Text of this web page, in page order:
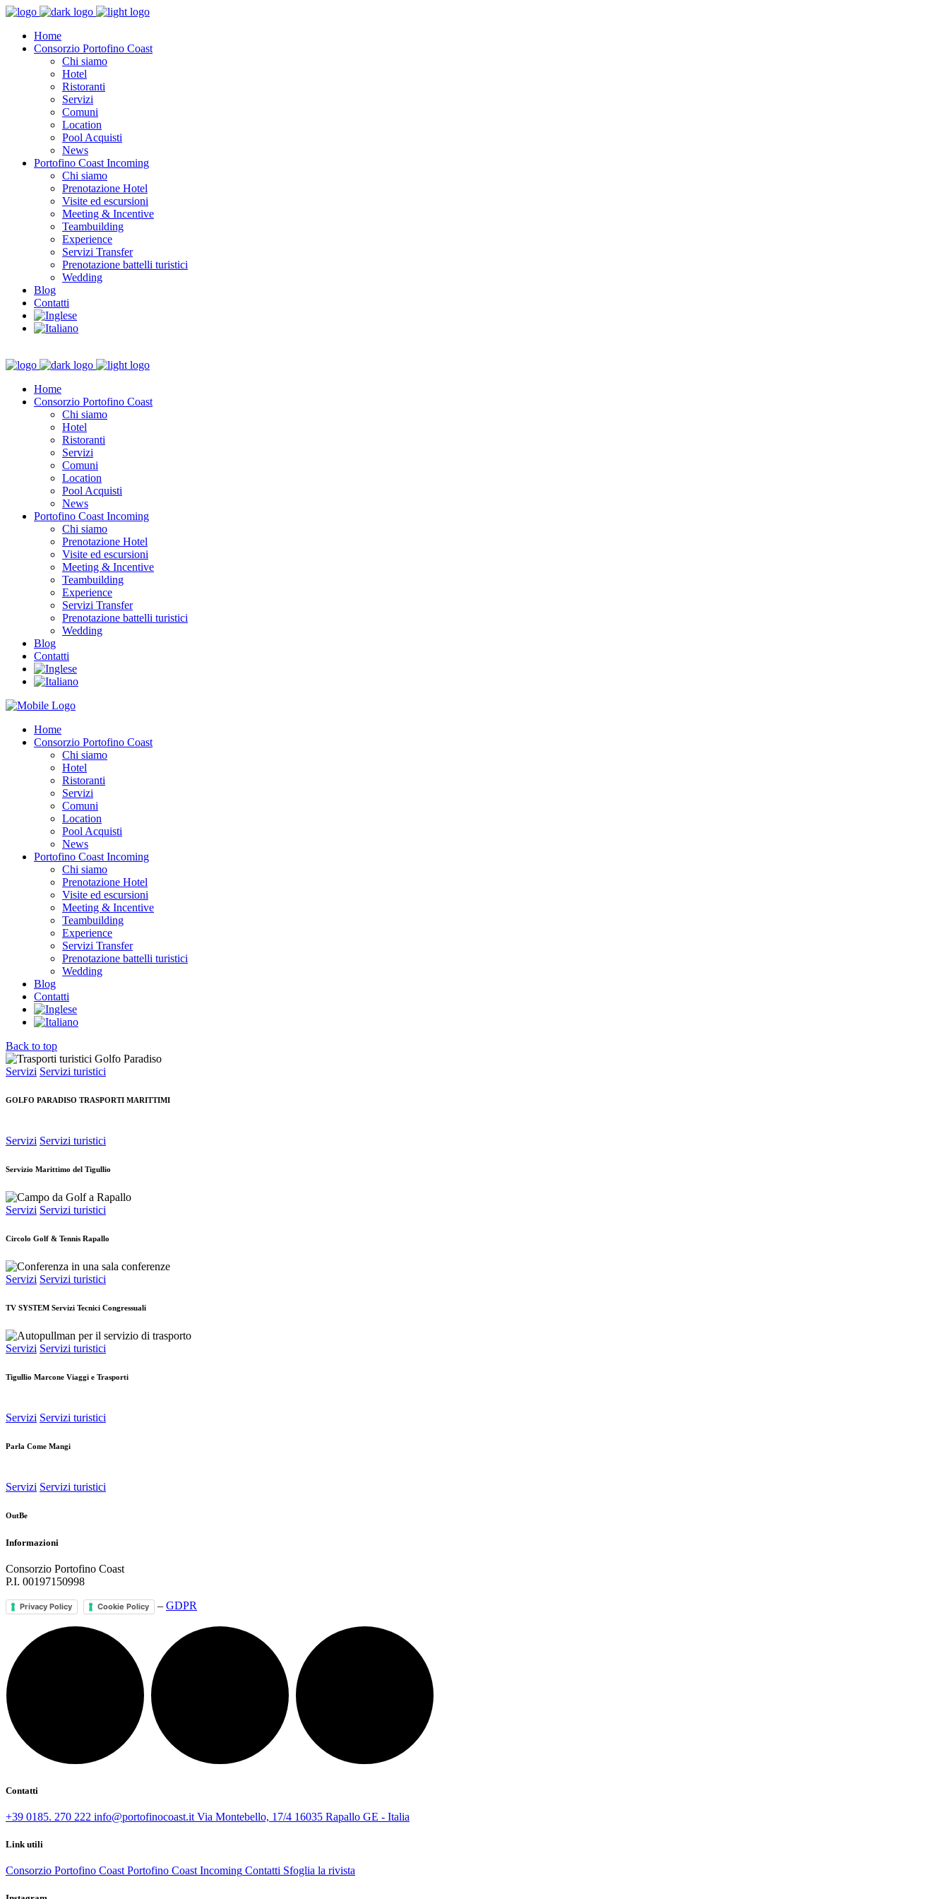
Home
Consorzio Portofino Coast
Chi siamo
Hotel
Ristoranti
Servizi
Comuni
Location
Pool Acquisti
News
Portofino Coast Incoming
Chi siamo
Prenotazione Hotel
Visite ed escursioni
Meeting & Incentive
Teambuilding
Experience
Servizi Transfer
Prenotazione battelli turistici
Wedding
Blog
Contatti
Home
Consorzio Portofino Coast
Chi siamo
Hotel
Ristoranti
Servizi
Comuni
Location
Pool Acquisti
News
Portofino Coast Incoming
Chi siamo
Prenotazione Hotel
Visite ed escursioni
Meeting & Incentive
Teambuilding
Experience
Servizi Transfer
Prenotazione battelli turistici
Wedding
Blog
Contatti
Home
Consorzio Portofino Coast
Chi siamo
Hotel
Ristoranti
Servizi
Comuni
Location
Pool Acquisti
News
Portofino Coast Incoming
Chi siamo
Prenotazione Hotel
Visite ed escursioni
Meeting & Incentive
Teambuilding
Experience
Servizi Transfer
Prenotazione battelli turistici
Wedding
Blog
Contatti
Back to top
Servizi Servizi turistici
GOLFO PARADISO TRASPORTI MARITTIMI
Servizi Servizi turistici
Servizio Marittimo del Tigullio
Servizi Servizi turistici
Circolo Golf & Tennis Rapallo
Servizi Servizi turistici
TV SYSTEM Servizi Tecnici Congressuali
Servizi Servizi turistici
Tigullio Marcone Viaggi e Trasporti
Servizi Servizi turistici
Parla Come Mangi
Servizi Servizi turistici
OutBe
Informazioni
Consorzio Portofino Coast
P.I. 00197150998
Privacy Policy Cookie Policy – GDPR
Contatti
+39 0185. 270 222 info@portofinocoast.it Via Montebello, 17/4 16035 Rapallo GE - Italia
Link utili
Consorzio Portofino Coast Portofino Coast Incoming Contatti Sfoglia la rivista